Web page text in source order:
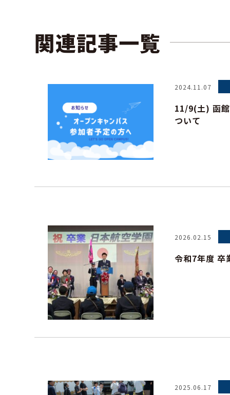
関連記事一覧
2024.11.07
11/9(土) 函
ついて
2026.02.15
令和7年度 卒
2025.06.17